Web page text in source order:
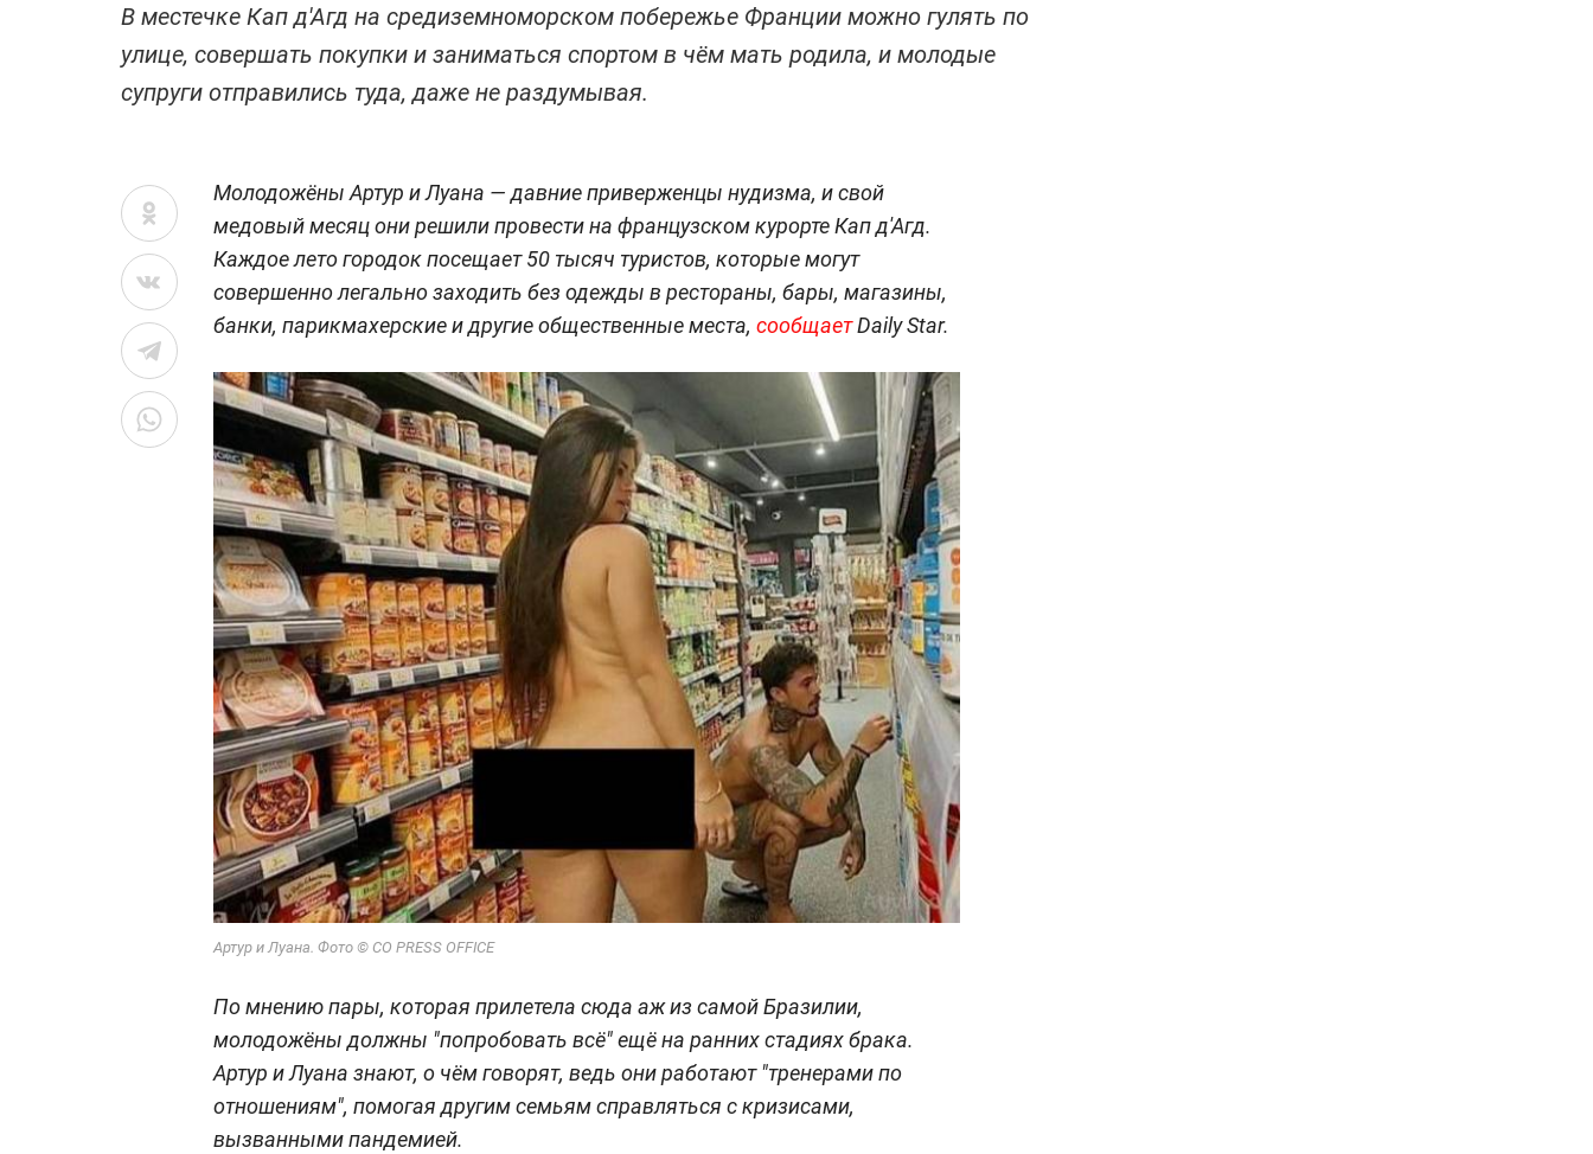
В местечке Кап д'Агд на средиземноморском побережье Франции можно гулять по
улице, совершать покупки и заниматься спортом в чём мать родила, и молодые
супруги отправились туда, даже не раздумывая.
Молодожёны Артур и Луана — давние приверженцы нудизма, и свой
медовый месяц они решили провести на французском курорте Кап д'Агд.
Каждое лето городок посещает 50 тысяч туристов, которые могут
совершенно легально заходить без одежды в рестораны, бары, магазины,
банки, парикмахерские и другие общественные места, сообщаетDaily Star.
Артур и Луана. Фото © CO PRESS OFFICE
По мнению пары, которая прилетела сюда аж из самой Бразилии,
молодожёны должны "попробовать всё" ещё на ранних стадиях брака.
Артур и Луана знают, о чём говорят, ведь они работают "тренерами по
отношениям", помогая другим семьям справляться с кризисами,
вызванными пандемией.